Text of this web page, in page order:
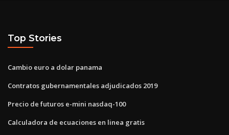
Top Stories
Cambio euro a dolar panama
Contratos gubernamentales adjudicados 2019
Precio de futuros e-mini nasdaq-100
Calculadora de ecuaciones en linea gratis